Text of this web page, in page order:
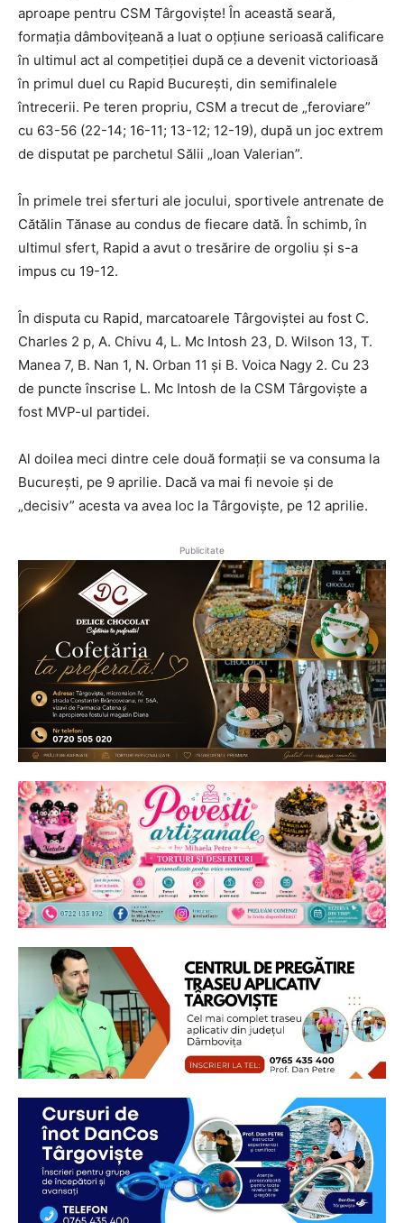
aproape pentru CSM Târgoviște! În această seară,
formația dâmbovițeană a luat o opțiune serioasă calificare
în ultimul act al competiției după ce a devenit victorioasă
în primul duel cu Rapid București, din semifinalele
întrecerii. Pe teren propriu, CSM a trecut de „feroviare”
cu 63-56 (22-14; 16-11; 13-12; 12-19), după un joc extrem
de disputat pe parchetul Sălii „Ioan Valerian”.
În primele trei sferturi ale jocului, sportivele antrenate de
Cătălin Tănase au condus de fiecare dată. În schimb, în
ultimul sfert, Rapid a avut o tresărire de orgoliu și s-a
impus cu 19-12.
În disputa cu Rapid, marcatoarele Târgoviștei au fost C.
Charles 2 p, A. Chivu 4, L. Mc Intosh 23, D. Wilson 13, T.
Manea 7, B. Nan 1, N. Orban 11 și B. Voica Nagy 2. Cu 23
de puncte înscrise L. Mc Intosh de la CSM Târgoviște a
fost MVP-ul partidei.
Al doilea meci dintre cele două formații se va consuma la
București, pe 9 aprilie. Dacă va mai fi nevoie și de
„decisiv” acesta va avea loc la Târgoviște, pe 12 aprilie.
Publicitate